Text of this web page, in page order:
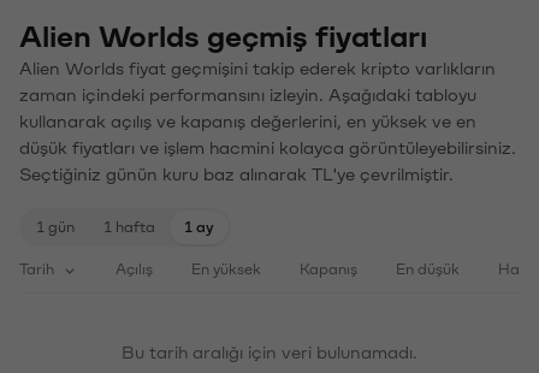
Alien Worlds geçmiş fiyatları
Alien Worlds fiyat geçmişini takip ederek kripto varlıkların
zaman içindeki performansını izleyin. Aşağıdaki tabloyu
kullanarak açılış ve kapanış değerlerini, en yüksek ve en
düşük fiyatları ve işlem hacmini kolayca görüntüleyebilirsiniz.
Seçtiğiniz günün kuru baz alınarak TL'ye çevrilmiştir.
1 gün 1 hafta 1 ay
Tarih Açılış En yüksek Kapanış En düşük
Bu tarih aralığı için veri bulunamadı.